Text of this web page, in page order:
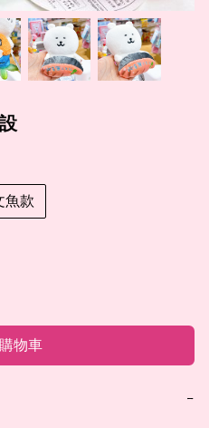
魚款
物車
−